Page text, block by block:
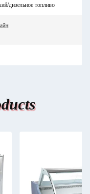
дизельное топливо